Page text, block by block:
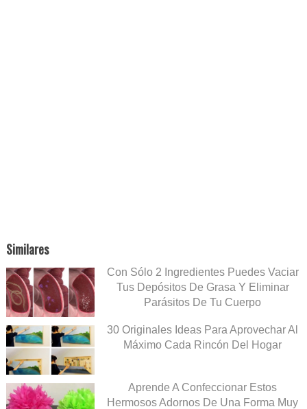
Similares
Con Sólo 2 Ingredientes Puedes Vaciar
Tus Depósitos De Grasa Y Eliminar
Parásitos De Tu Cuerpo
30 Originales Ideas Para Aprovechar Al
Máximo Cada Rincón Del Hogar
Aprende A Confeccionar Estos
Hermosos Adornos De Una Forma Muy